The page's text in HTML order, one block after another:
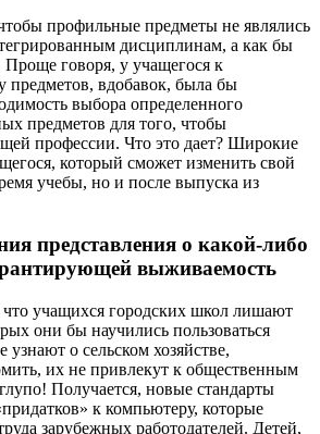
профильные предметы не являлись
дисциплинам, а как бы
Проще говоря, у учащегося к
предметов, вдобавок, была бы
выбора определенного
предметов для того, чтобы
профессии. Что это дает? Широкие
который сможет изменить свой
учебы, но и после выпуска из
представления о какой-либо
выживаемость
учащихся городских школ лишают
они бы научились пользоваться
о сельском хозяйстве,
их не привлекут к общественным
Получается, новые стандарты
к компьютеру, которые
зарубежных работодателей. Детей,